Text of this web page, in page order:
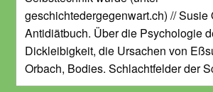
geschichtedergegenwart.ch) // Susie
Antidiätbuch. Über die Psychologie
Dickleibigkeit, die Ursachen von
Orbach, Bodies. Schlachtfelder der